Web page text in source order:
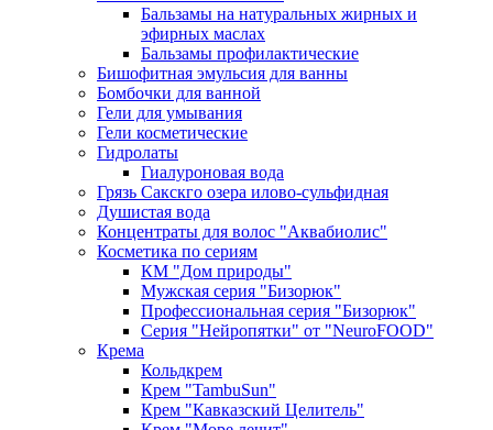
Бальзамы на натуральных жирных и
эфирных маслах
Бальзамы профилактические
Бишофитная эмульсия для ванны
Бомбочки для ванной
Гели для умывания
Гели косметические
Гидролаты
Гиалуроновая вода
Грязь Сакскго озера илово-сульфидная
Душистая вода
Концентраты для волос "Аквабиолис"
Косметика по сериям
КМ "Дом природы"
Мужская серия "Бизорюк"
Профессиональная серия "Бизорюк"
Серия "Нейропятки" от "NeuroFOOD"
Крема
Кольдкрем
Крем "TambuSun"
Крем "Кавказский Целитель"